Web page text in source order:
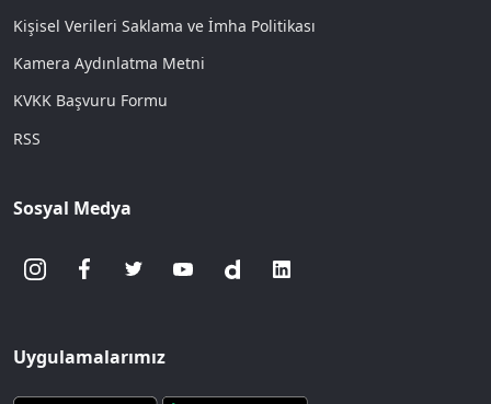
Kişisel Verileri Saklama ve İmha Politikası
Kamera Aydınlatma Metni
KVKK Başvuru Formu
RSS
Sosyal Medya
Uygulamalarımız